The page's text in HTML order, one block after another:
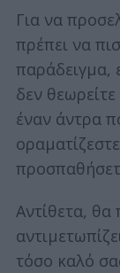
Για να
πρέπει να
παράδειγμα,
δεν
έναν άντρα
Αντίθετα, θα
τόσο καλό